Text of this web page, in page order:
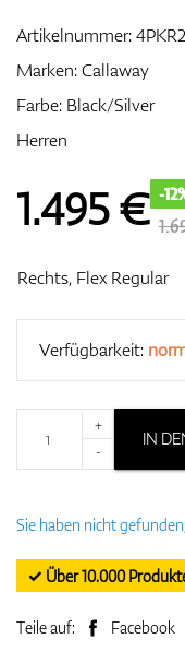
Artikelnummer:
Marken:Callaway
Farbe: Black/Silver
Herren
1.495€ -
Rechts, Flex Regular
Verfügbarkeit:
+
-
IN
Sie haben nicht
✓ Über 10.000
Teile auf: Facebook